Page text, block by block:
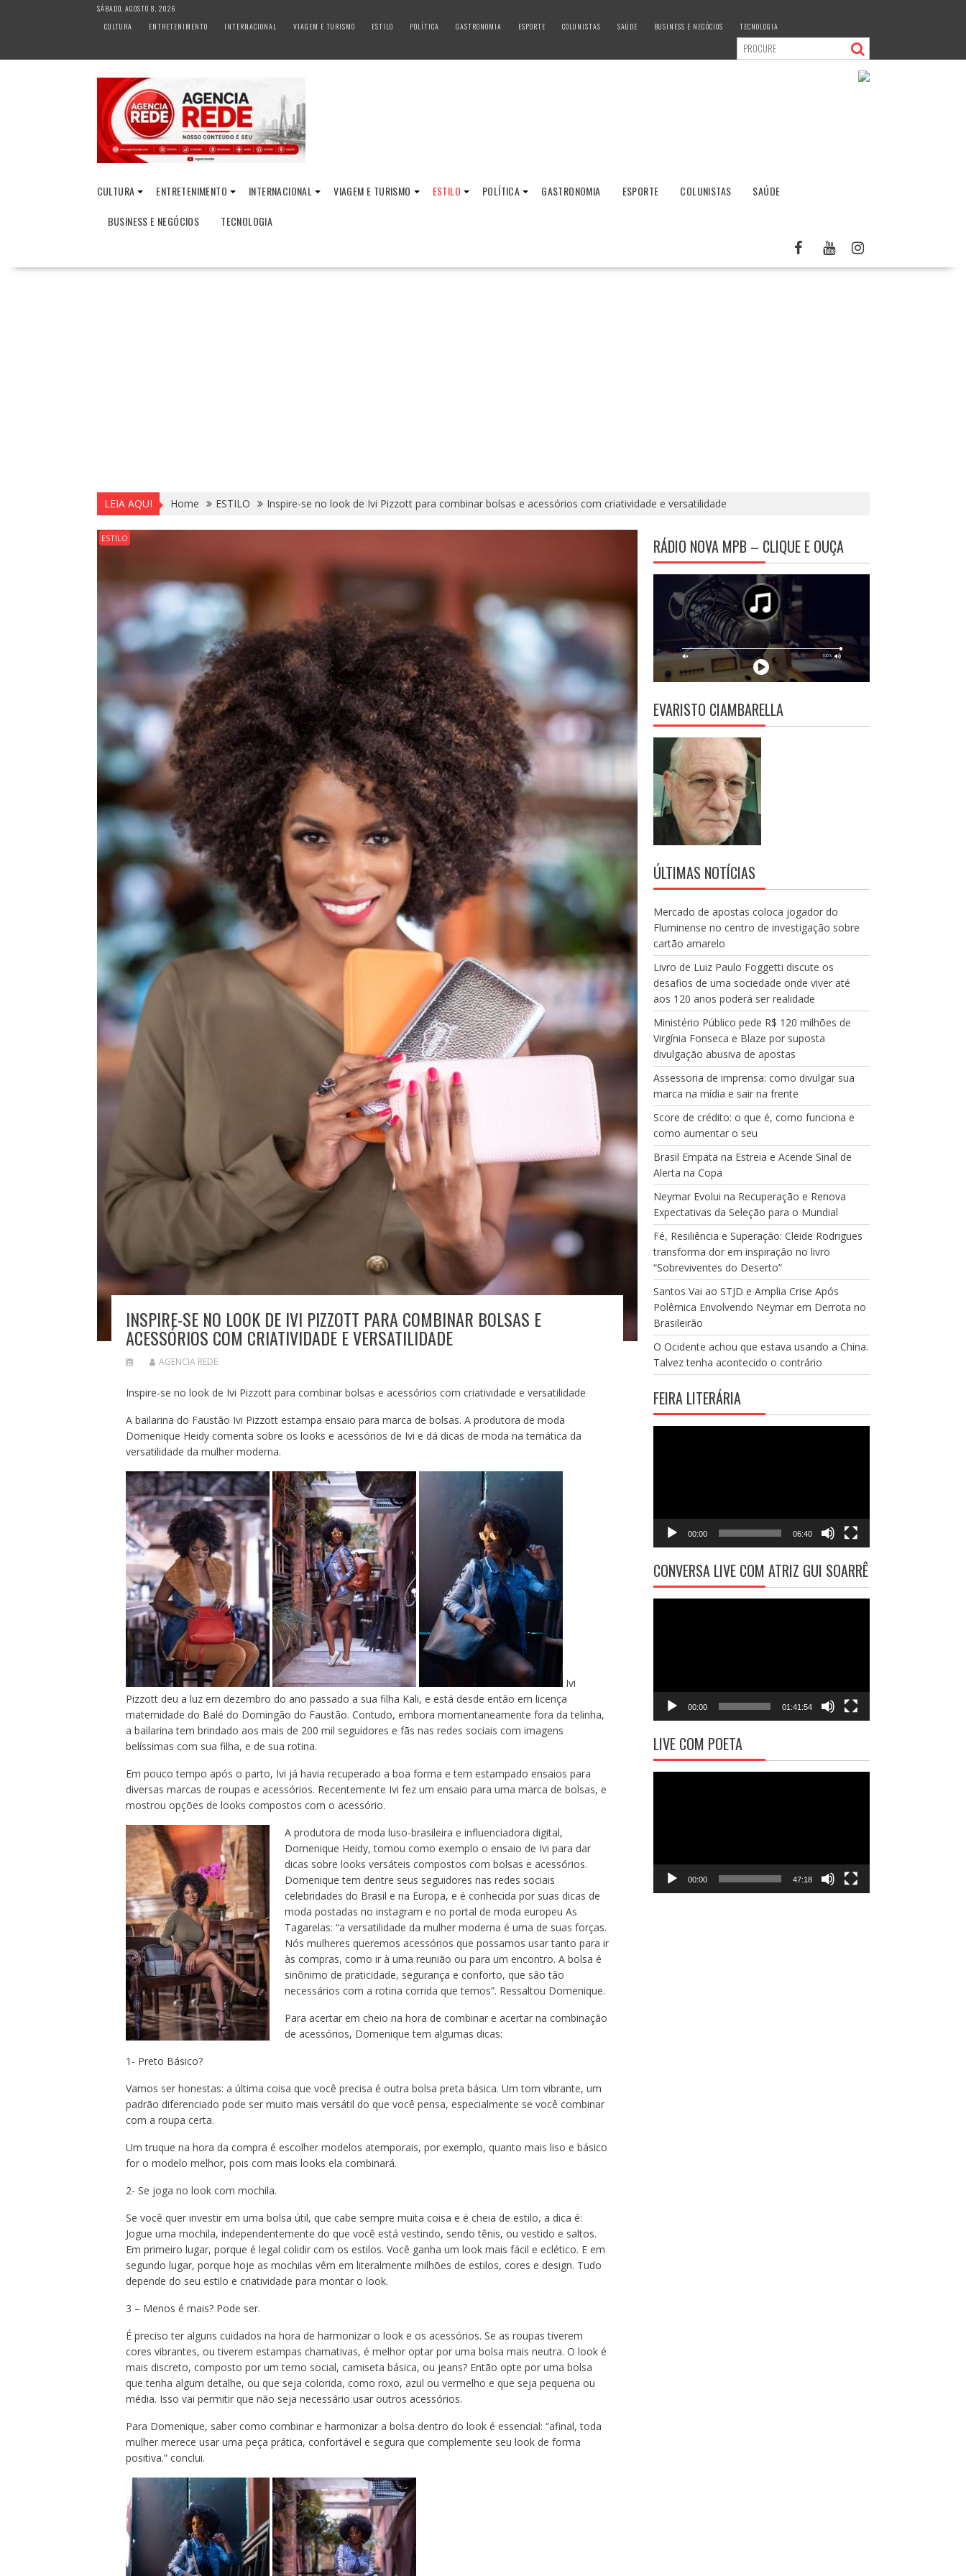
SÁBADO, AGOSTO 8, 2026
CULTURA
ENTRETENIMENTO INTERNACIONAL VIAGEM E TURISMO ESTILO POLÍTICA GASTRONOMIA ESPORTE COLUNISTAS SAÚDE BUSINESS E NEGÓCIOS TECNOLOGIA
CULTURA ENTRETENIMENTO INTERNACIONAL VIAGEM E TURISMO ESTILO POLÍTICA GASTRONOMIA ESPORTE COLUNISTAS
SAÚDE
BUSINESS E NEGÓCIOS
TECNOLOGIA
LEIA AQUI Home ESTILO Inspire-se no look de Ivi Pizzott para combinar bolsas e acessórios com criatividade e versatilidade
ESTILO
INSPIRE-SE NO LOOK DE IVI PIZZOTT PARA COMBINAR BOLSAS E
ACESSÓRIOS COM CRIATIVIDADE E VERSATILIDADE
AGENCIA REDE
Inspire-se no look de Ivi Pizzott para combinar bolsas e acessórios com criatividade e versatilidade
A bailarina do Faustão Ivi Pizzott estampa ensaio para marca de bolsas. A produtora de moda
Domenique Heidy comenta sobre os looks e acessórios de Ivi e dá dicas de moda na temática da
versatilidade da mulher moderna.
Ivi
Pizzott deu a luz em dezembro do ano passado a sua filha Kali, e está desde então em licença
maternidade do Balé do Domingão do Faustão. Contudo, embora momentaneamente fora da telinha,
a bailarina tem brindado aos mais de 200 mil seguidores e fãs nas redes sociais com imagens
belíssimas com sua filha, e de sua rotina.
Em pouco tempo após o parto, Ivi já havia recuperado a boa forma e tem estampado ensaios para
diversas marcas de roupas e acessórios. Recentemente Ivi fez um ensaio para uma marca de bolsas, e
mostrou opções de looks compostos com o acessório.
A produtora de moda luso-brasileira e influenciadora digital,
Domenique Heidy, tomou como exemplo o ensaio de Ivi para dar
dicas sobre looks versáteis compostos com bolsas e acessórios.
Domenique tem dentre seus seguidores nas redes sociais
celebridades do Brasil e na Europa, e é conhecida por suas dicas de
moda postadas no instagram e no portal de moda europeu As
Tagarelas: “a versatilidade da mulher moderna é uma de suas forças.
Nós mulheres queremos acessórios que possamos usar tanto para ir
às compras, como ir à uma reunião ou para um encontro. A bolsa é
sinônimo de praticidade, segurança e conforto, que são tão
necessários com a rotina corrida que temos”. Ressaltou Domenique.
Para acertar em cheio na hora de combinar e acertar na combinação
de acessórios, Domenique tem algumas dicas:
1- Preto Básico?
Vamos ser honestas: a última coisa que você precisa é outra bolsa preta básica. Um tom vibrante, um
padrão diferenciado pode ser muito mais versátil do que você pensa, especialmente se você combinar
com a roupa certa.
Um truque na hora da compra é escolher modelos atemporais, por exemplo, quanto mais liso e básico
for o modelo melhor, pois com mais looks ela combinará.
2- Se joga no look com mochila.
Se você quer investir em uma bolsa útil, que cabe sempre muita coisa e é cheia de estilo, a dica é:
Jogue uma mochila, independentemente do que você está vestindo, sendo tênis, ou vestido e saltos.
Em primeiro lugar, porque é legal colidir com os estilos. Você ganha um look mais fácil e eclético. E em
segundo lugar, porque hoje as mochilas vêm em literalmente milhões de estilos, cores e design. Tudo
depende do seu estilo e criatividade para montar o look.
3 – Menos é mais? Pode ser.
É preciso ter alguns cuidados na hora de harmonizar o look e os acessórios. Se as roupas tiverem
cores vibrantes, ou tiverem estampas chamativas, é melhor optar por uma bolsa mais neutra. O look é
mais discreto, composto por um terno social, camiseta básica, ou jeans? Então opte por uma bolsa
que tenha algum detalhe, ou que seja colorida, como roxo, azul ou vermelho e que seja pequena ou
média. Isso vai permitir que não seja necessário usar outros acessórios.
Para Domenique, saber como combinar e harmonizar a bolsa dentro do look é essencial: “afinal, toda
mulher merece usar uma peça prática, confortável e segura que complemente seu look de forma
positiva.” conclui.
RÁDIO NOVA MPB – CLIQUE E OUÇA
EVARISTO CIAMBARELLA
ÚLTIMAS NOTÍCIAS
Mercado de apostas coloca jogador do
Fluminense no centro de investigação sobre
cartão amarelo
Livro de Luiz Paulo Foggetti discute os
desafios de uma sociedade onde viver até
aos 120 anos poderá ser realidade
Ministério Público pede R$ 120 milhões de
Virgínia Fonseca e Blaze por suposta
divulgação abusiva de apostas
Assessoria de imprensa: como divulgar sua
marca na mídia e sair na frente
Score de crédito: o que é, como funciona e
como aumentar o seu
Brasil Empata na Estreia e Acende Sinal de
Alerta na Copa
Neymar Evolui na Recuperação e Renova
Expectativas da Seleção para o Mundial
Fé, Resiliência e Superação: Cleide Rodrigues
transforma dor em inspiração no livro
“Sobreviventes do Deserto”
Santos Vai ao STJD e Amplia Crise Após
Polêmica Envolvendo Neymar em Derrota no
Brasileirão
O Ocidente achou que estava usando a China.
Talvez tenha acontecido o contrário
FEIRA LITERÁRIA
00:00 06:40
CONVERSA LIVE COM ATRIZ GUI SOARRÊ
00:00 01:41:54
LIVE COM POETA
00:00 47:18